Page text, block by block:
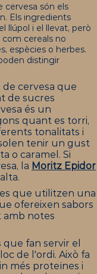
cervesa són els
Els ingredients
llúpol i el llevat, però
cereals no
espècies o herbes.
distingir
de cervesa que
de sucres
és un
quant es torri,
tonalitats i
tenir un gust
o caramel. Si
la Moritz Epidor
que utilitzen una
ofereixen sabors
amb notes
que fan servir el
de l'ordi. Això fa
més proteïnes i